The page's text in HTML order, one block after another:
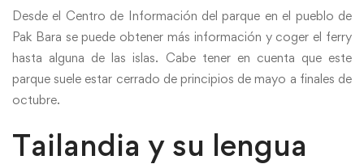
Desde el Centro de Información del parque en el pueblo de
Pak Bara se puede obtener más información y coger el ferry
hasta alguna de las islas. Cabe tener en cuenta que este
parque suele estar cerrado de principios de mayo a finales de
octubre.
Tailandia y su lengua